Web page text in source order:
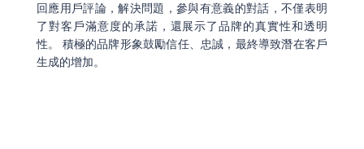
回應用戶評論，解決問題，參與有意義的對話，不僅表明
了對客戶滿意度的承諾，還展示了品牌的真實性和透明
性。 積極的品牌形象鼓勵信任、忠誠，最終導致潛在客戶
生成的增加。